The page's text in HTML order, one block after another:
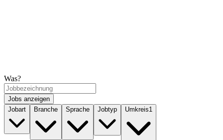
Was?
Jobs anzeigen
Jobart
Branche Sprache Jobtyp Umkreis1